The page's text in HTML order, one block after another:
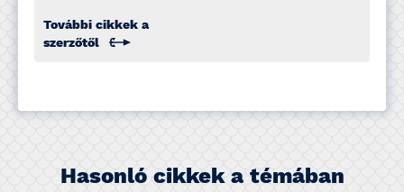
További cikkek a
szerzőtől
Hasonló cikkek a témában